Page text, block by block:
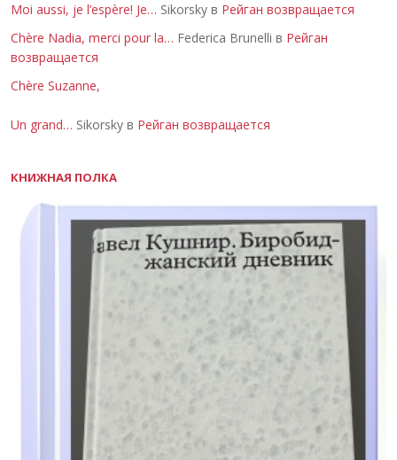
Moi aussi, je l’espère! Je… Sikorsky в Рейган возвращается
Chère Nadia, merci pour la… Federica Brunelli в Рейган
возвращается
Chère Suzanne,
Un grand… Sikorsky в Рейган возвращается
КНИЖНАЯ ПОЛКА